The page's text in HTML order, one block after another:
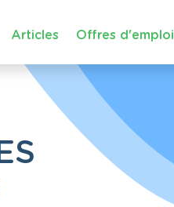
Articles Offres d'emploi